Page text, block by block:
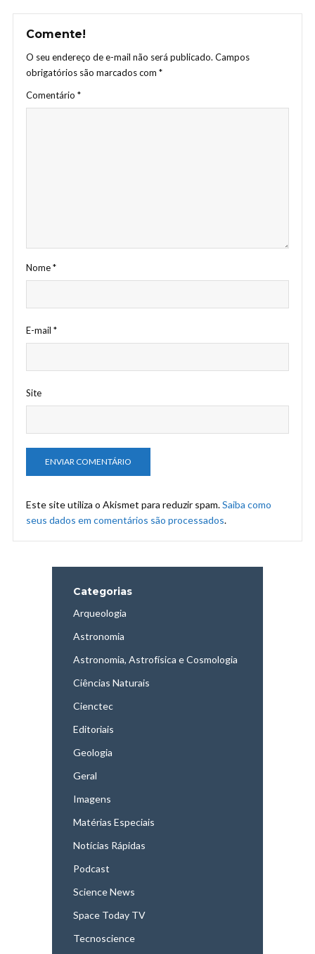
Comente!
O seu endereço de e-mail não será publicado. Campos
obrigatórios são marcados com *
Comentário *
Nome*
E-mail *
Site
Este site utiliza o Akismet para reduzir spam.Saiba como
seus dados em comentários são processados.
Categorias
Arqueologia
Astronomia
Astronomia, Astrofísica e Cosmologia
Ciências Naturais
Cienctec
Editoriais
Geologia
Geral
Imagens
Matérias Especiais
Notícias Rápidas
Podcast
Science News
Space Today TV
Tecnoscience